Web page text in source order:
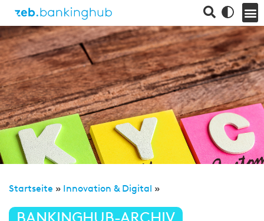
Startseite » Innovation & Digital »